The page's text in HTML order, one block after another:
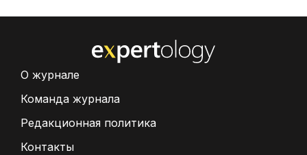
О журнале
Команда журнала
Редакционная политика
Контакты